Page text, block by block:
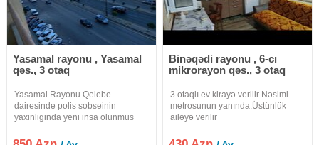
Yasamal rayonu , Yasamal
qəs., 3 otaq
Yasamal Rayonu Qelebe
dairesinde polis sobseinin
yaxinliginda yeni insa olunmus
sahesi 135 kv olan qanuni 3 otaqli
Binəqədi rayonu , 6-cı
mikrorayon qəs., 3 otaq
3 otaqlı ev kirayə verilir Nəsimi
metrosunun yanında.Üstünlük
ailəyə verilir